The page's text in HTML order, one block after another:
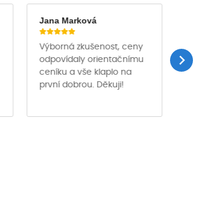
Jana Marková
Výborná zkušenost, ceny
odpovídaly orientačnímu
ceníku a vše klaplo na
první dobrou. Děkuji!